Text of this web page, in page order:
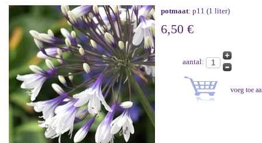
potmaat: p11 (1 liter)
6,50 €
aantal: